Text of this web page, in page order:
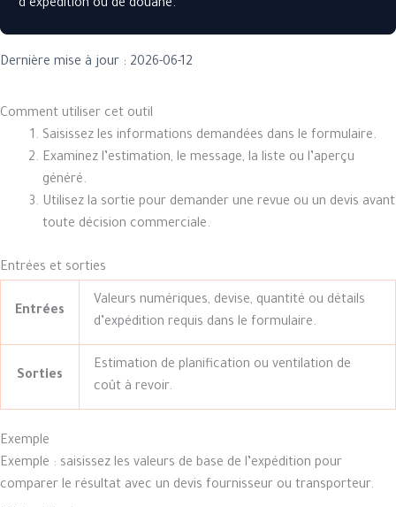
d expédition ou de douane.
Dernière mise à jour : 2026-06-12
Comment utiliser cet outil
Saisissez les informations demandées dans le formulaire.
Examinez l’estimation, le message, la liste ou l’aperçu
généré.
Utilisez la sortie pour demander une revue ou un devis avant
toute décision commerciale.
Entrées et sorties
Entrées
Valeurs numériques, devise, quantité ou détails
d’expédition requis dans le formulaire.
Sorties
Estimation de planification ou ventilation de
coût à revoir.
Exemple
Exemple : saisissez les valeurs de base de l’expédition pour
comparer le résultat avec un devis fournisseur ou transporteur.